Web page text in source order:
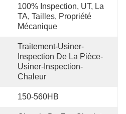
100% Inspection, UT, La
TA, Tailles, Propriété
Mécanique
Traitement-Usiner-
Inspection De La Pièce-
Usiner-Inspection-
Chaleur
150-560HB